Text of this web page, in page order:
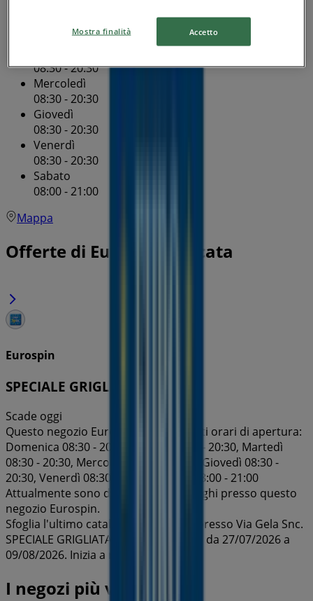
08:30 - 20:30
08:30 - 20:30
Mercoledì
08:30 - 20:30
Giovedì
08:30 - 20:30
Venerdì
08:30 - 20:30
Sabato
08:00 - 21:00
Mappa
Offerte di Eurospin a Licata
Eurospin
SPECIALE GRIGLIATA E GELATI
Scade oggi
Questo negozio Eurospin ha i seguenti orari di apertura:
Domenica 08:30 - 20:30, Lunedì 08:30 - 20:30, Martedì
08:30 - 20:30, Mercoledì 08:30 - 20:30, Giovedì 08:30 -
20:30, Venerdì 08:30 - 20:30, Sabato 08:00 - 21:00
Attualmente sono disponibili 1 cataloghi presso questo
negozio Eurospin.
Sfoglia l'ultimo catalogo di Eurospin presso Via Gela Snc.
SPECIALE GRIGLIATA E GELATI è valido da 27/07/2026 a
09/08/2026. Inizia a risparmiare ora!
I negozi più vicini
Mostra finalità Accetto